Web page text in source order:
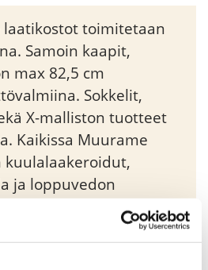
toimitetaan
Samoin kaapit,
max 82,5 cm
Sokkelit,
X-malliston tuotteet
Kaikissa Muurame
kuulalaakeroidut,
ja loppuvedon
yksikköjä voidaan